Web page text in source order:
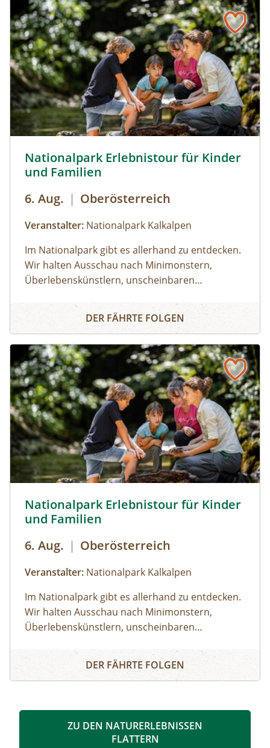
Nationalpark Erlebnistour für Kinder
und Familien
6. Aug. | Oberösterreich
Veranstalter: Nationalpark Kalkalpen
Im Nationalpark gibt es allerhand zu entdecken.
Wir halten Ausschau nach Minimonstern,
Überlebenskünstlern, unscheinbaren
Geheimnis der Natur. Seid bereit und
aufmerksam! Wer weiß, was uns während der
Nationalpark Erlebnistour für Kinder und Familien
DER FÄHRTE FOLGEN
Nationalpark Erlebnistour für Kinder
und Familien
6. Aug. | Oberösterreich
Veranstalter: Nationalpark Kalkalpen
Im Nationalpark gibt es allerhand zu entdecken.
Wir halten Ausschau nach Minimonstern,
Überlebenskünstlern, unscheinbaren
Geheimnis der Natur. Seid bereit und
aufmerksam! Wer weiß, was uns während der
Nationalpark Erlebnistour für Kinder und Familien
DER FÄHRTE FOLGEN
ZU DEN NATURERLEBNISSEN
FLATTERN